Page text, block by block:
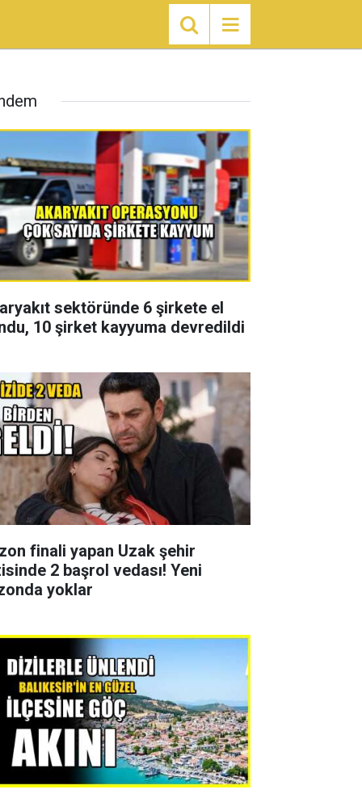
sektöründe 6 şirkete el
10 şirket kayyuma devredildi
finali yapan Uzak şehir
2 başrol vedası! Yeni
yoklar